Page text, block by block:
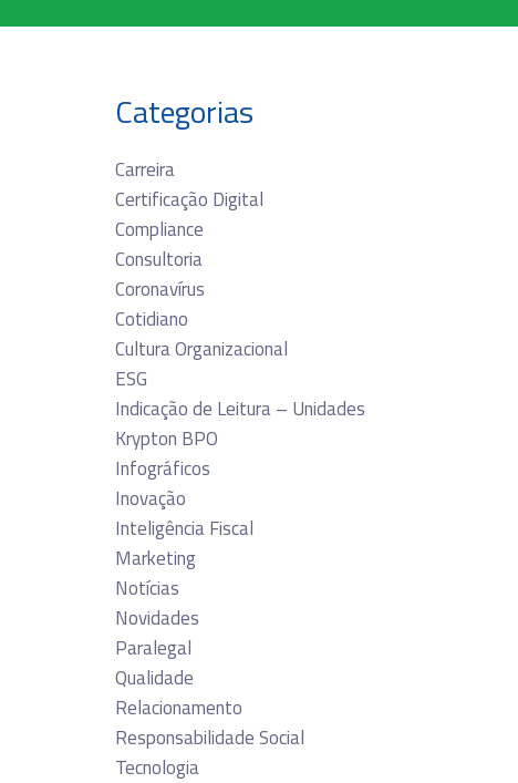
Categorias
Carreira
Certificação Digital
Compliance
Consultoria
Coronavírus
Cotidiano
Cultura Organizacional
ESG
Indicação de Leitura – Unidades
Krypton BPO
Infográficos
Inovação
Inteligência Fiscal
Marketing
Notícias
Novidades
Paralegal
Qualidade
Relacionamento
Responsabilidade Social
Tecnologia